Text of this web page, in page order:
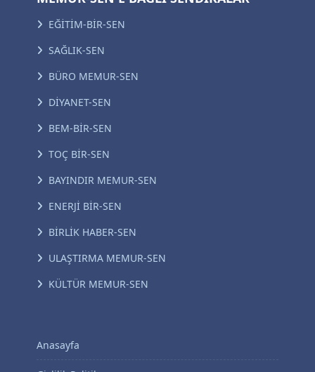
EĞİTİM-BİR-SEN
SAĞLIK-SEN
BÜRO MEMUR-SEN
DİYANET-SEN
BEM-BİR-SEN
TOÇ BİR-SEN
BAYINDIR MEMUR-SEN
ENERJİ BİR-SEN
BİRLİK HABER-SEN
ULAŞTIRMA MEMUR-SEN
KÜLTÜR MEMUR-SEN
Anasayfa